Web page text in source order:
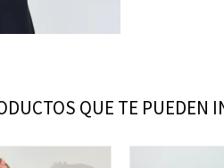
QUE TE PUEDEN